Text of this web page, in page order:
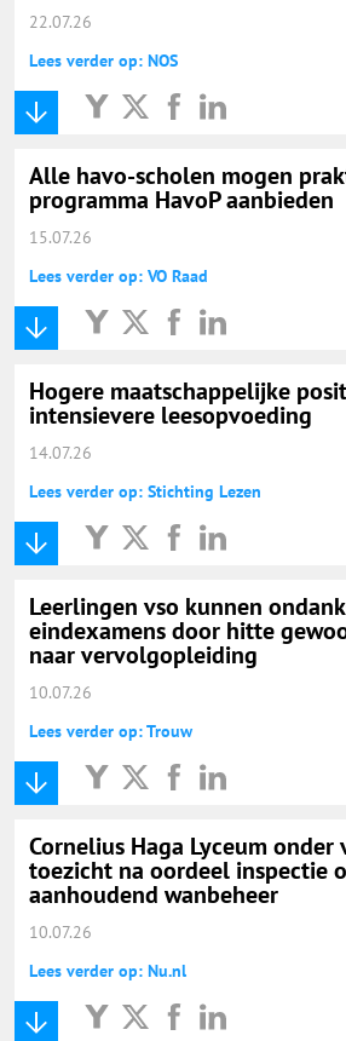
22.07.26
Lees verder op: NOS
Alle havo-scholen mogen
programma HavoP aanbieden
15.07.26
Lees verder op: VO Raad
Hogere maatschappelijke
intensievere leesopvoeding
14.07.26
Lees verder op: Stichting Lezen
Leerlingen vso kunnen
eindexamens door hitte
naar vervolgopleiding
10.07.26
Lees verder op: Trouw
Cornelius Haga Lyceum onder
toezicht na oordeel inspectie
aanhoudend wanbeheer
10.07.26
Lees verder op: Nu.nl